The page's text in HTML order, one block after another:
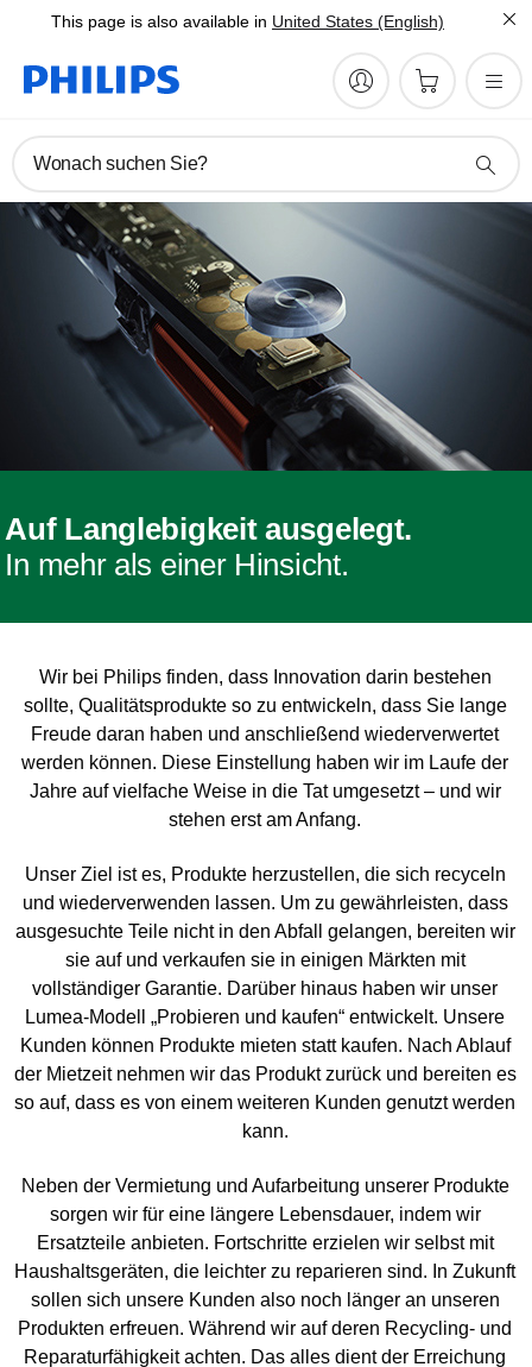
This page is also available in United States (English)
Wonach suchen Sie?
Auf Langlebigkeit ausgelegt.
In mehr als einer Hinsicht.
Wir bei Philips finden, dass Innovation darin bestehen
sollte, Qualitätsprodukte so zu entwickeln, dass Sie lange
Freude daran haben und anschließend wiederverwertet
werden können. Diese Einstellung haben wir im Laufe der
Jahre auf vielfache Weise in die Tat umgesetzt – und wir
stehen erst am Anfang.
Unser Ziel ist es, Produkte herzustellen, die sich recyceln
und wiederverwenden lassen. Um zu gewährleisten, dass
ausgesuchte Teile nicht in den Abfall gelangen, bereiten wir
sie auf und verkaufen sie in einigen Märkten mit
vollständiger Garantie. Darüber hinaus haben wir unser
Lumea-Modell „Probieren und kaufen“ entwickelt. Unsere
Kunden können Produkte mieten statt kaufen. Nach Ablauf
der Mietzeit nehmen wir das Produkt zurück und bereiten es
so auf, dass es von einem weiteren Kunden genutzt werden
kann.
Neben der Vermietung und Aufarbeitung unserer Produkte
sorgen wir für eine längere Lebensdauer, indem wir
Ersatzteile anbieten. Fortschritte erzielen wir selbst mit
Haushaltsgeräten, die leichter zu reparieren sind. In Zukunft
sollen sich unsere Kunden also noch länger an unseren
Produkten erfreuen. Während wir auf deren Recycling- und
Reparaturfähigkeit achten. Das alles dient der Erreichung